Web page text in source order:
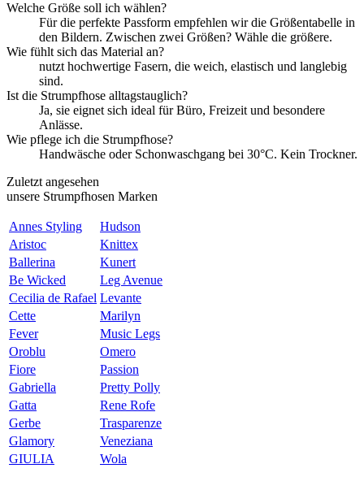
Welche Größe soll ich wählen?
Für die perfekte Passform empfehlen wir die Größentabelle in
den Bildern. Zwischen zwei Größen? Wähle die größere.
Wie fühlt sich das Material an?
nutzt hochwertige Fasern, die weich, elastisch und langlebig
sind.
Ist die Strumpfhose alltagstauglich?
Ja, sie eignet sich ideal für Büro, Freizeit und besondere
Anlässe.
Wie pflege ich die Strumpfhose?
Handwäsche oder Schonwaschgang bei 30°C. Kein Trockner.
Zuletzt angesehen
unsere Strumpfhosen Marken
Annes Styling
Hudson
Aristoc
Knittex
Ballerina
Kunert
Be Wicked
Leg Avenue
Cecilia de Rafael Levante
Cette
Marilyn
Fever
Music Legs
Oroblu
Omero
Fiore
Passion
Gabriella
Pretty Polly
Gatta
Rene Rofe
Gerbe
Trasparenze
Glamory
Veneziana
GIULIA
Wola